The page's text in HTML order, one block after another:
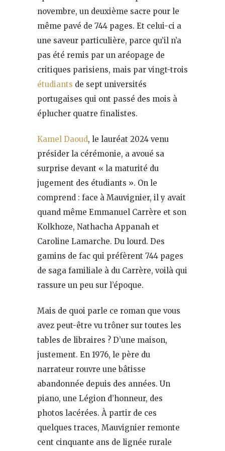
novembre, un deuxième sacre pour le
même pavé de 744 pages. Et celui-ci a
une saveur particulière, parce qu’il n’a
pas été remis par un aréopage de
critiques parisiens, mais par vingt-trois
étudiants de sept universités
portugaises qui ont passé des mois à
éplucher quatre finalistes.
Kamel Daoud, le lauréat 2024 venu
présider la cérémonie, a avoué sa
surprise devant « la maturité du
jugement des étudiants ». On le
comprend : face à Mauvignier, il y avait
quand même Emmanuel Carrère et son
Kolkhoze, Nathacha Appanah et
Caroline Lamarche. Du lourd. Des
gamins de fac qui préfèrent 744 pages
de saga familiale à du Carrère, voilà qui
rassure un peu sur l’époque.
Mais de quoi parle ce roman que vous
avez peut-être vu trôner sur toutes les
tables de libraires ? D’une maison,
justement. En 1976, le père du
narrateur rouvre une bâtisse
abandonnée depuis des années. Un
piano, une Légion d’honneur, des
photos lacérées. À partir de ces
quelques traces, Mauvignier remonte
cent cinquante ans de lignée rurale